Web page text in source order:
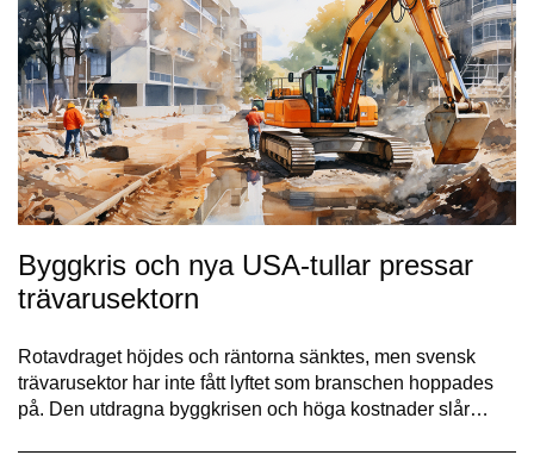
Byggkris och nya USA-tullar pressar
trävarusektorn
Rotavdraget höjdes och räntorna sänktes, men svensk
trävarusektor har inte fått lyftet som branschen hoppades
på. Den utdragna byggkrisen och höga kostnader slår…